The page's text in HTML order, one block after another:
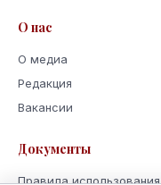
О нас
О медиа
Редакция
Вакансии
Документы
Правила использования